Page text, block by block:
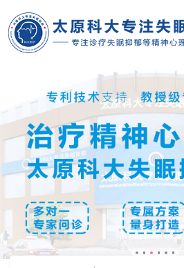
太原科大开展--“心